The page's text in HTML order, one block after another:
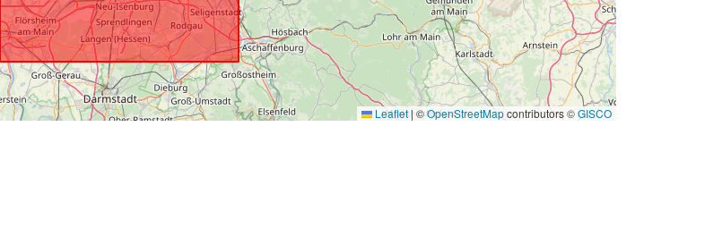
Leaflet|©OpenStreetMapcontributors ©GISCO